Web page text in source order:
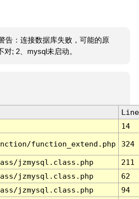
告：连接数据库失败，可能的原
对; 2、mysql未启动。
Line
14
function_extend.php 324
jzmysql.class.php
211
jzmysql.class.php
62
jzmysql.class.php
94